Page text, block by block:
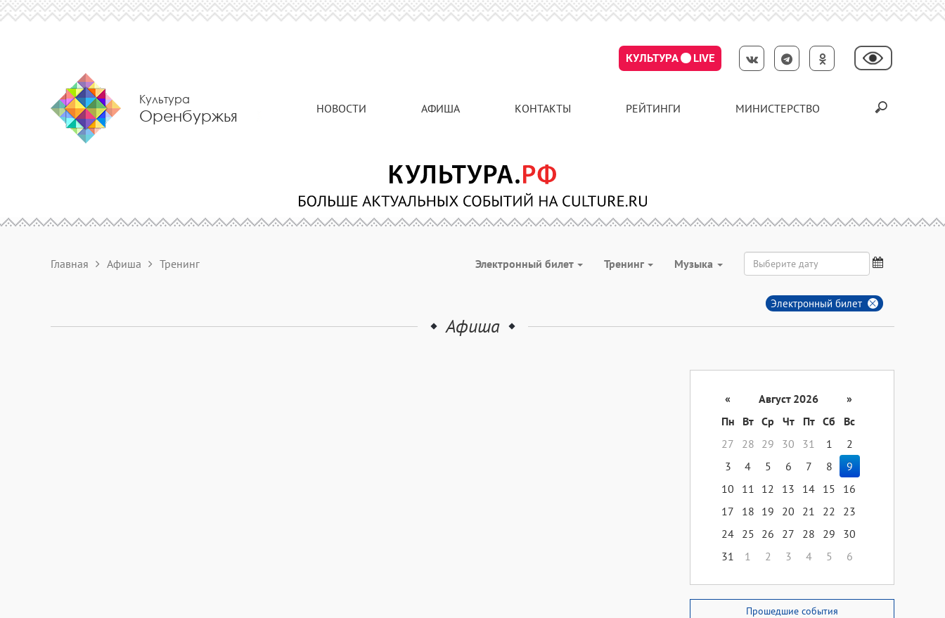
КУЛЬТУРА LIVE
Культура
Оренбуржья НОВОСТИ АФИША КОНТАКТЫ РЕЙТИНГИ МИНИСТЕРСТВО
Главная Афиша Тренинг Электронный билет Тренинг Музыка
Электронный билет
Афиша
« Август 2026
»
Пн
Вт Ср Чт Пт Сб
Вс
27
28 29 30 31 1
2
3
4 5 6 7 8
9
10
11 12 13 14 15
16
17
18 19 20 21 22
23
24 25 26 27 28 29
30
31
1 2 3 4 5 6
Прошедшие события